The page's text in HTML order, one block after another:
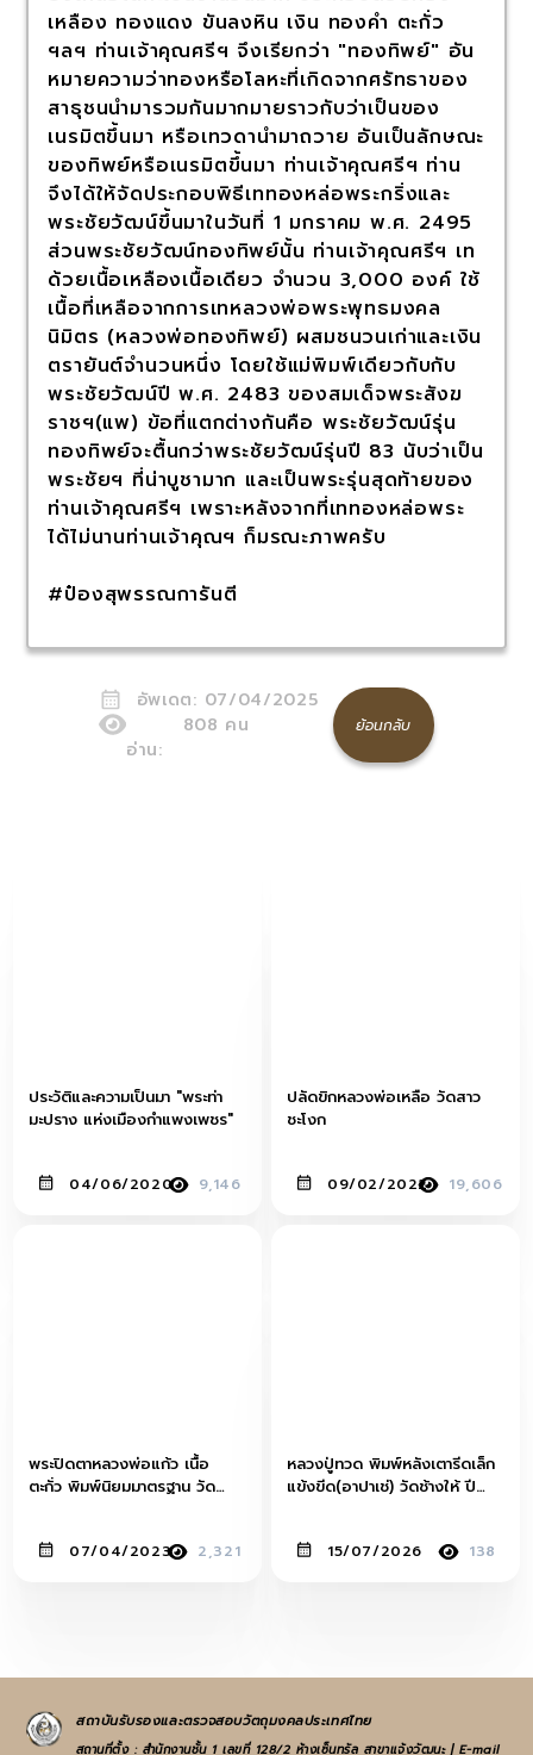
เหลือง ทองแดง ขันลงหิน เงิน ทองคำ ตะกั่ว
ฯลฯ ท่านเจ้าคุณศรีฯ จึงเรียกว่า "ทองทิพย์" อัน
หมายความว่าทองหรือโลหะที่เกิดจากศรัทธาของ
สาธุชนนำมารวมกันมากมายราวกับว่าเป็นของ
เนรมิตขึ้นมา หรือเทวดานำมาถวาย อันเป็นลักษณะ
ของทิพย์หรือเนรมิตขึ้นมา ท่านเจ้าคุณศรีฯ ท่าน
จึงได้ให้จัดประกอบพิธีเททองหล่อพระกริ่งและ
พระชัยวัฒน์ขึ้นมาในวันที่ 1 มกราคม พ.ศ. 2495
ส่วนพระชัยวัฒน์ทองทิพย์นั้น ท่านเจ้าคุณศรีฯ เท
ด้วยเนื้อเหลืองเนื้อเดียว จำนวน 3,000 องค์ ใช้
เนื้อที่เหลือจากการเทหลวงพ่อพระพุทธมงคล
นิมิตร (หลวงพ่อทองทิพย์) ผสมชนวนเก่าและเงิน
ตรายันต์จำนวนหนึ่ง โดยใช้แม่พิมพ์เดียวกับกับ
พระชัยวัฒน์ปี พ.ศ. 2483 ของสมเด็จพระสังฆ
ราชฯ(แพ) ข้อที่แตกต่างกันคือ พระชัยวัฒน์รุ่น
ทองทิพย์จะตื้นกว่าพระชัยวัฒน์รุ่นปี 83 นับว่าเป็น
พระชัยฯ ที่น่าบูชามาก และเป็นพระรุ่นสุดท้ายของ
ท่านเจ้าคุณศรีฯ เพราะหลังจากที่เททองหล่อพระ
ได้ไม่นานท่านเจ้าคุณฯ ก็มรณะภาพครับ
#ป๋องสุพรรณการันตี
อัพเดต: 07/04/2025
อ่าน:
808 คน ย้อนกลับ
ประวัติและความเป็นมา "พระท่า
มะปราง แห่งเมืองกำแพงเพชร"
04/06/2020 9,146
ปลัดขิกหลวงพ่อเหลือ วัดสาว
ชะโงก
09/02/2022 19,606
พระปิดตาหลวงพ่อแก้ว เนื้อ
ตะกั่ว พิมพ์นิยมมาตรฐาน วัด
07/04/2023 2,321
หลวงปู่ทวด พิมพ์หลังเตารีดเล็ก
แข้งขีด(อาปาเช่) วัดช้างให้ ปี
15/07/2026 138
สถาบันรับรองและตรวจสอบวัตถุมงคลประเทศไทย
สถานที่ตั้ง : สำนักงานชั้น 1 เลขที่ 128/2 ห้างเซ็นทรัล สาขาแจ้งวัฒนะ | E-mail